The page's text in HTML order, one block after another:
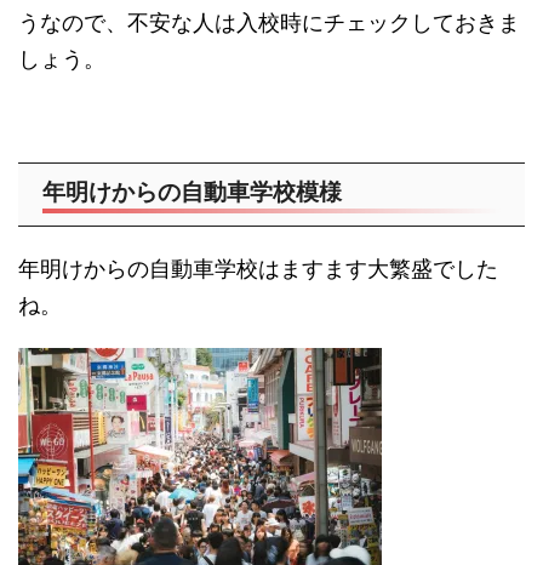
うなので、不安な人は入校時にチェックしておきま
しょう。
年明けからの自動車学校模様
年明けからの自動車学校はますます大繁盛でした
ね。